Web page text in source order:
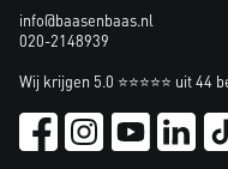
info@baasenbaas.nl
020-2148939
Wij krijgen 5.0 ⭐⭐⭐⭐⭐ uit